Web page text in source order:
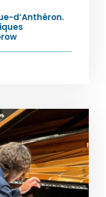
d’Anthéron.